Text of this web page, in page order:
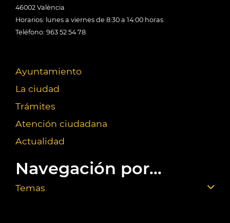
46002 València
Horarios: lunes a viernes de 8:30 a 14:00 horas
Teléfono: 963 52 54 78
Ayuntamiento
La ciudad
Trámites
Atención ciudadana
Actualidad
Navegación por...
Temas